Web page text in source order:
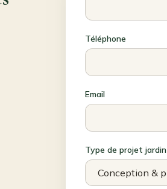
Téléphone
Email
Type de projet jardin